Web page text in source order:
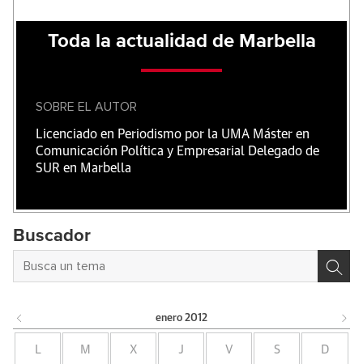
Toda la actualidad de Marbella
SOBRE EL AUTOR
Licenciado en Periodismo por la UMA Máster en
Comunicación Política y Empresarial Delegado de
SUR en Marbella
Buscador
enero 2012
L M X J V S D